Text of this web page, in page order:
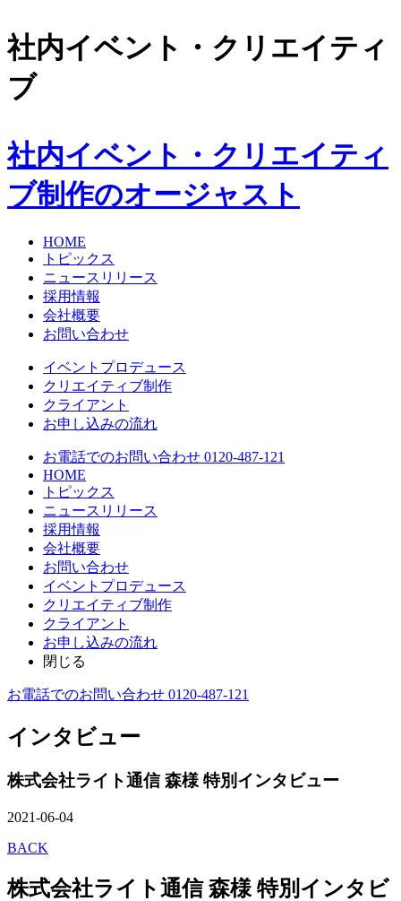
社内イベント・クリエイティ
ブ
社内イベント・クリエイティ
ブ制作のオージャスト
HOME
トピックス
ニュースリリース
採用情報
会社概要
お問い合わせ
イベントプロデュース
クリエイティブ制作
クライアント
お申し込みの流れ
お電話でのお問い合わせ 0120-487-121
HOME
トピックス
ニュースリリース
採用情報
会社概要
お問い合わせ
イベントプロデュース
クリエイティブ制作
クライアント
お申し込みの流れ
閉じる
お電話でのお問い合わせ 0120-487-121
インタビュー
株式会社ライト通信 森様 特別インタビュー
2021-06-04
BACK
株式会社ライト通信 森様 特別インタビ